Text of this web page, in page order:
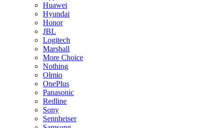
Huawei
Hyundai
Honor
JBL
Logitech
Marshall
More Choice
Nothing
Olmio
OnePlus
Panasonic
Redline
Sony
Sennheiser